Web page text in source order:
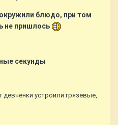
блюдо, при том
не пришлось
секунды
устроили грязевые,